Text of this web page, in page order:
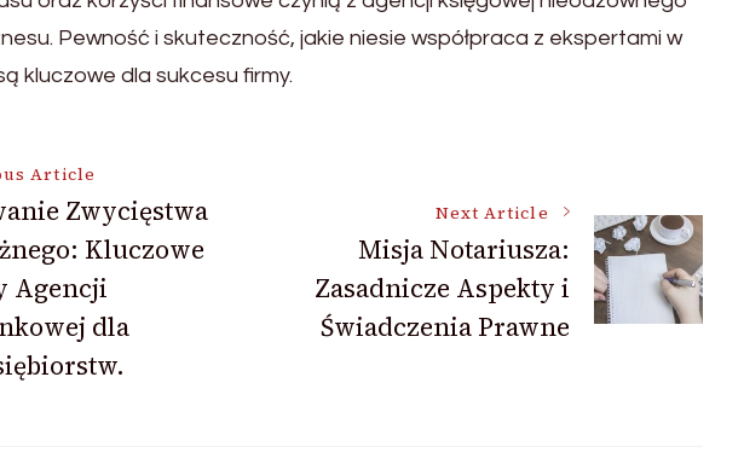
Pewność i skuteczność, jakie niesie współpraca z ekspertami w
kluczowe dla sukcesu firmy.
Article
Zwycięstwa
Kluczowe
Agencji
dla
Next Article
Misja Notariusza:
Zasadnicze Aspekty i
Świadczenia Prawne